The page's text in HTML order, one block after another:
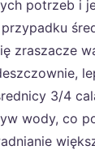
potrzeb i
przypadku
zraszacze
3/4
wody, co